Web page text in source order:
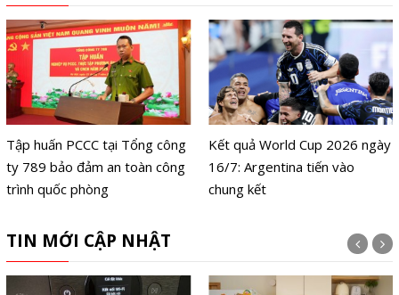
Tập huấn PCCC tại Tổng công
ty 789 bảo đảm an toàn công
trình quốc phòng
Kết quả World Cup 2026 ngày
16/7: Argentina tiến vào
chung kết
TIN MỚI CẬP NHẬT